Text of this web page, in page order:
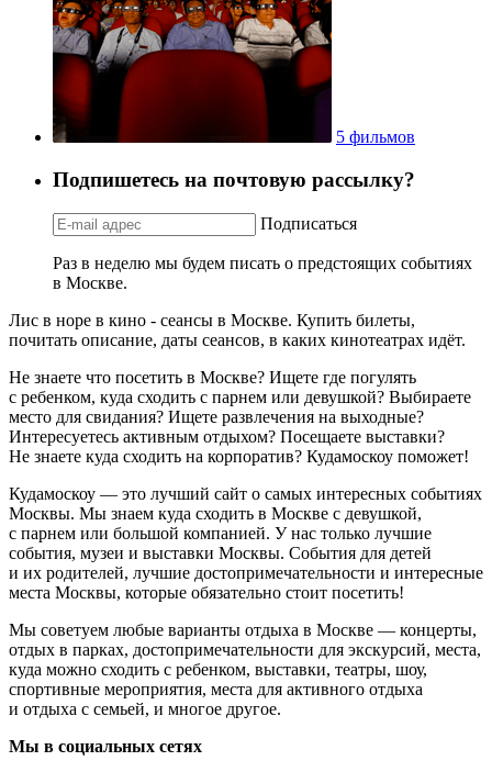
5 фильмов
Подпишетесь на почтовую рассылку?
Подписаться
Раз в неделю мы будем писать о предстоящих событиях
в Москве.
Лис в норе в кино - сеансы в Москве. Купить билеты,
почитать описание, даты сеансов, в каких кинотеатрах идёт.
Не знаете что посетить в Москве? Ищете где погулять
с ребенком, куда сходить с парнем или девушкой? Выбираете
место для свидания? Ищете развлечения на выходные?
Интересуетесь активным отдыхом? Посещаете выставки?
Не знаете куда сходить на корпоратив? Кудамоскоу поможет!
Кудамоскоу — это лучший сайт о самых интересных событиях
Москвы. Мы знаем куда сходить в Москве с девушкой,
с парнем или большой компанией. У нас только лучшие
события, музеи и выставки Москвы. События для детей
и их родителей, лучшие достопримечательности и интересные
места Москвы, которые обязательно стоит посетить!
Мы советуем любые варианты отдыха в Москве — концерты,
отдых в парках, достопримечательности для экскурсий, места,
куда можно сходить с ребенком, выставки, театры, шоу,
спортивные мероприятия, места для активного отдыха
и отдыха с семьей, и многое другое.
Мы в социальных сетях